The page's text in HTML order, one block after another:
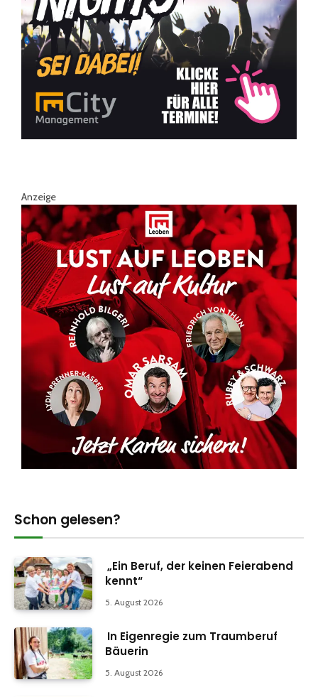
Anzeige
Schon gelesen?
„Ein Beruf, der keinen Feierabend
kennt“
5. August 2026
In Eigenregie zum Traumberuf
Bäuerin
5. August 2026